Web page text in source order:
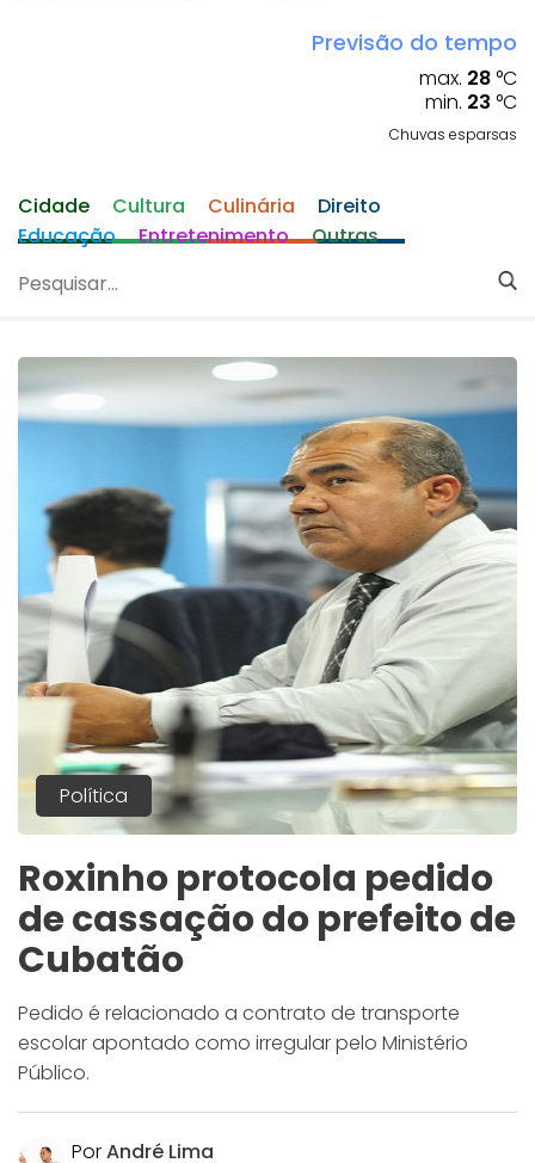
Previsão do tempo
max. 28 °C
min. 23 °C
Chuvas esparsas
Cidade Cultura Culinária
Direito
Educação
Entretenimento Outras
Política
Roxinho protocola pedido
de cassação do prefeito de
Cubatão
Pedido é relacionado a contrato de transporte
escolar apontado como irregular pelo Ministério
Público.
PorAndré Lima